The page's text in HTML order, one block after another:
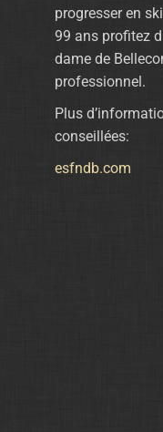
progresser en
99 ans profitez
dame de
professionnel.
Plus
conseillées:
esfndb.com